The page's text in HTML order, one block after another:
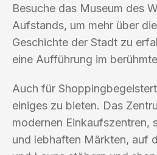
Besuche das Museum des
Aufstands, um mehr über
Geschichte der Stadt zu
eine Aufführung im
Auch für
einiges zu bieten. Das
modernen Einkaufszentren,
und lebhaften Märkten, auf